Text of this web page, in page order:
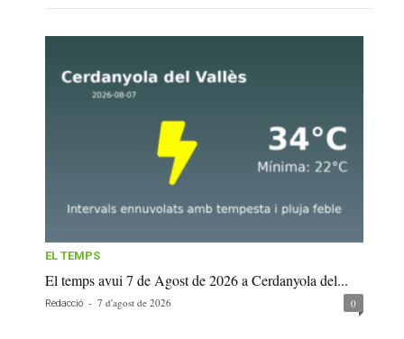
EL TEMPS
El temps avui 7 de Agost de 2026 a Cerdanyola del...
Redacció - 7 d'agost de 2026 0